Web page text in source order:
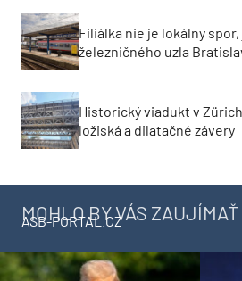
Filiálka nie je lokálny
železničného uzla
Historický viadukt v
ložiská a dilatačné závery
MOHLO BY VÁS ZAUJÍMAŤ
ASB-PORTAL.CZ